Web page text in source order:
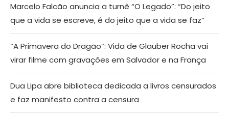
Marcelo Falcão anuncia a turnê “O Legado”: “Do jeito
que a vida se escreve, é do jeito que a vida se faz”
“A Primavera do Dragão”: Vida de Glauber Rocha vai
virar filme com gravações em Salvador e na França
Dua Lipa abre biblioteca dedicada a livros censurados
e faz manifesto contra a censura